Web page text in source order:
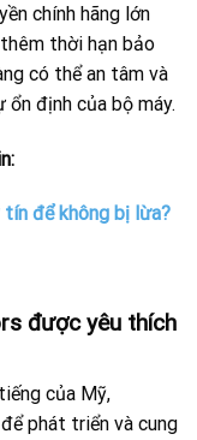
chính hãng lớn
thời hạn bảo
có thể an tâm và
định của bộ máy.
tín để không bị lừa?
được yêu thích
của Mỹ,
phát triển và cung